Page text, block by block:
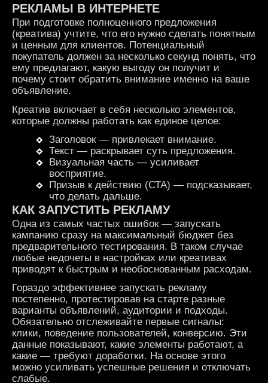
РЕКЛАМЫ В ИНТЕРНЕТЕ
При подготовке полноценного предложения
(креатива) учтите, что его нужно сделать понятным
и ценным для клиентов. Потенциальный
покупатель должен за несколько секунд понять, что
ему предлагают, какую выгоду он получит и
почему стоит обратить внимание именно на ваше
объявление.
Креатив включает в себя несколько элементов,
которые должны работать как единое целое:
Заголовок — привлекает внимание.
Текст — раскрывает суть предложения.
Визуальная часть — усиливает
восприятие.
Призыв к действию (СТА) — подсказывает,
что делать дальше.
КАК ЗАПУСТИТЬ РЕКЛАМУ
Одна из самых частых ошибок — запускать
кампанию сразу на максимальный бюджет без
предварительного тестирования. В таком случае
любые недочеты в настройках или креативах
приводят к быстрым и необоснованным расходам.
Гораздо эффективнее запускать рекламу
постепенно, протестировав на старте разные
варианты объявлений, аудитории и подходы.
Обязательно отслеживайте первые сигналы:
клики, поведение пользователей, конверсию. Эти
данные показывают, какие элементы работают, а
какие — требуют доработки. На основе этого
можно усиливать успешные решения и отключать
слабые.